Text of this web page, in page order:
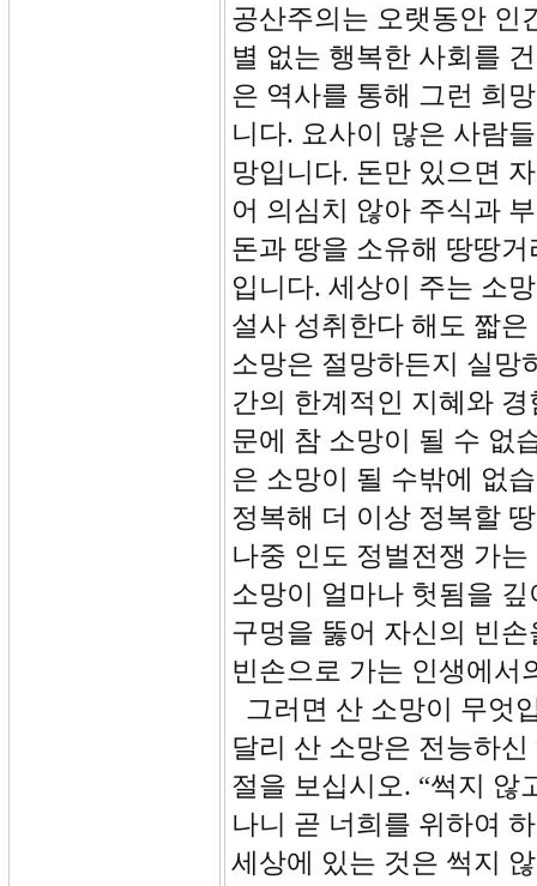
공산주의는 오랫동안 인
별 없는 행복한 사회를
은 역사를 통해 그런 희
니다. 요사이 많은 사람
망입니다. 돈만 있으면
어 의심치 않아 주식과
돈과 땅을 소유해 땅땅
입니다. 세상이 주는 소
설사 성취한다 해도 짧
소망은 절망하든지 실망
간의 한계적인 지혜와
문에 참 소망이 될 수 없
은 소망이 될 수밖에 없
정복해 더 이상 정복할
나중 인도 정벌전쟁 가
소망이 얼마나 헛됨을
구멍을 뚫어 자신의 빈
빈손으로 가는 인생에서
그러면 산 소망이 무엇
달리 산 소망은 전능하
절을 보십시오. “썩지 않
나니 곧 너희를 위하여
세상에 있는 것은 썩지